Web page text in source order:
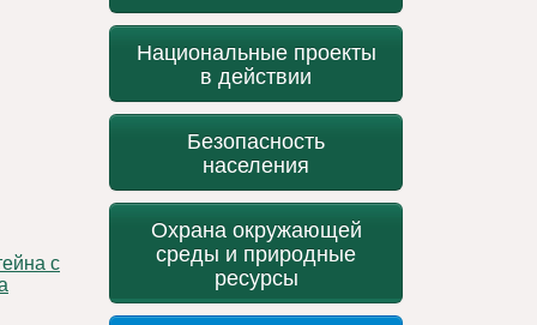
Национальные проекты
в действии
Безопасность
населения
Охрана окружающей
среды и природные
ресурсы